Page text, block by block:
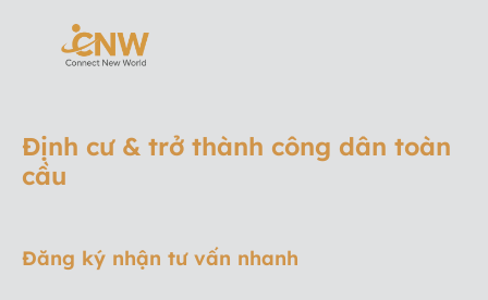
Định cư & trở thành công dân toàn
cầu
Đăng ký nhận tư vấn nhanh